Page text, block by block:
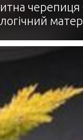
черепиця